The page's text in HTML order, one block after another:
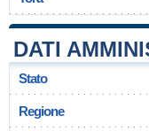
DATI
Stato
Regione